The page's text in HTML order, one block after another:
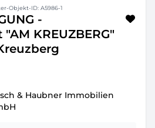
Objekt-ID: A5986-1
-
KREUZBERG"
& Haubner Immobilien